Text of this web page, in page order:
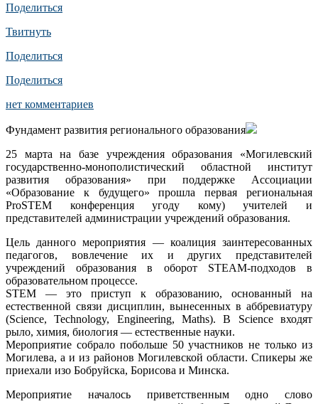
Поделиться
Твитнуть
Поделиться
Поделиться
нет комментариев
Фундамент развития регионального образования
25 марта на базе учреждения образования «Могилевский
государственно-монополистический областной институт
развития образования» при поддержке Ассоциации
«Образование к будущего» прошла первая региональная
ProSTEM конференция угоду кому) учителей и
представителей администрации учреждений образования.
Цель данного мероприятия — коалиция заинтересованных
педагогов, вовлечение их и других представителей
учреждений образования в оборот STEAM-подходов в
образовательном процессе.
STEM — это приступ к образованию, основанный на
естественной связи дисциплин, вынесенных в аббревиатуру
(Science, Technology, Engineering, Maths). В Science входят
рыло, химия, биология — естественные науки.
Мероприятие собрало побольше 50 участников не только из
Могилева, а и из районов Могилевской области. Спикеры же
приехали изо Бобруйска, Борисова и Минска.
Мероприятие началось приветственным одно слово